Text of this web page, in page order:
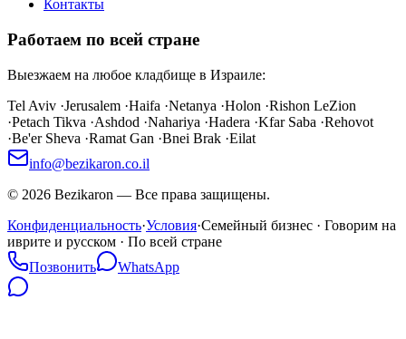
Контакты
Работаем по всей стране
Выезжаем на любое кладбище в Израиле:
Tel Aviv ·Jerusalem ·Haifa ·Netanya ·Holon ·Rishon LeZion
·Petach Tikva ·Ashdod ·Nahariya ·Hadera ·Kfar Saba ·Rehovot
·Be'er Sheva ·Ramat Gan ·Bnei Brak ·Eilat
info@bezikaron.co.il
© 2026 Bezikaron — Все права защищены.
Конфиденциальность·Условия·Семейный бизнес · Говорим на
иврите и русском · По всей стране
Позвонить
WhatsApp